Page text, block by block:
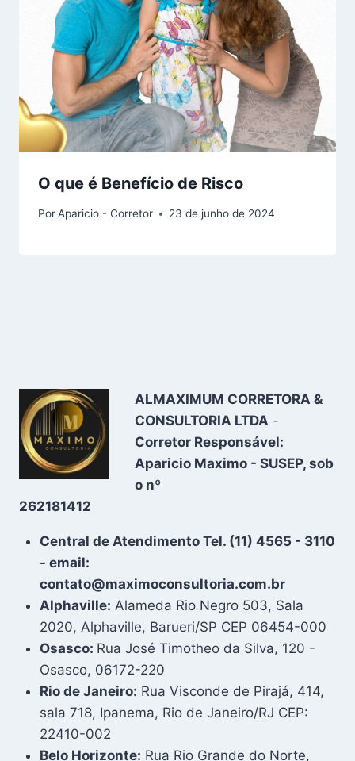
O que é Benefício de Risco
PorAparicio - Corretor 23 de junho de 2024
ALMAXIMUM CORRETORA &
CONSULTORIA LTDA -
Corretor Responsável:
Aparicio Maximo - SUSEP, sob
o nº
262181412
Central de Atendimento Tel. (11) 4565 - 3110
- email:
contato@maximoconsultoria.com.br
Alphaville: Alameda Rio Negro 503, Sala
2020, Alphaville, Barueri/SP CEP 06454-000
Osasco: Rua José Timotheo da Silva, 120 -
Osasco, 06172-220
Rio de Janeiro: Rua Visconde de Pirajá, 414,
sala 718, Ipanema, Rio de Janeiro/RJ CEP:
22410-002
Belo Horizonte: Rua Rio Grande do Norte,